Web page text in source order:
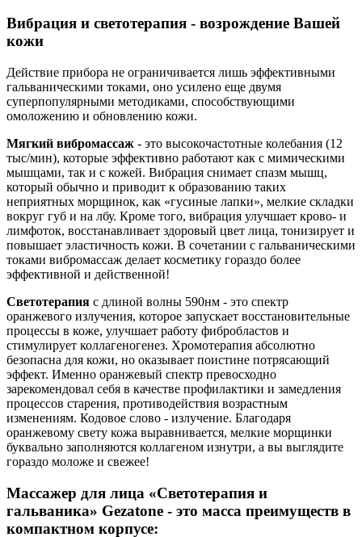
Вибрация и светотерапия - возрождение Вашей
кожи
Действие прибора не ограничивается лишь эффективными
гальваническими токами, оно усилено еще двумя
суперпопулярными методиками, способствующими
омоложению и обновлению кожи.
Мягкий вибромассаж - это высокочастотные колебания (12
тыс/мин), которые эффективно работают как с мимическими
мышцами, так и с кожей. Вибрация снимает спазм мышц,
который обычно и приводит к образованию таких
неприятных морщинок, как «гусиные лапки», мелкие складки
вокруг губ и на лбу. Кроме того, вибрация улучшает крово- и
лимфоток, восстанавливает здоровый цвет лица, тонизирует и
повышает эластичность кожи. В сочетании с гальваническими
токами вибромассаж делает косметику гораздо более
эффективной и действенной!
Светотерапия с длиной волны 590нм - это спектр
оранжевого излучения, которое запускает восстановительные
процессы в коже, улучшает работу фибробластов и
стимулирует коллагеногенез. Хромотерапия абсолютно
безопасна для кожи, но оказывает поистине потрясающий
эффект. Именно оранжевый спектр превосходно
зарекомендовал себя в качестве профилактики и замедления
процессов старения, противодействия возрастным
изменениям. Кодовое слово - излучение. Благодаря
оранжевому свету кожа выравнивается, мелкие морщинки
буквально заполняются коллагеном изнутри, а вы выглядите
гораздо моложе и свежее!
Массажер для лица «Светотерапия и
гальваника» Gezatone - это масса преимуществ в
компактном корпусе: